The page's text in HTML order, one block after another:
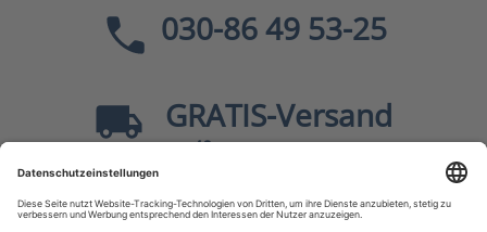
030-86 49 53-25
GRATIS-Versand
40
Sicher dank SSL